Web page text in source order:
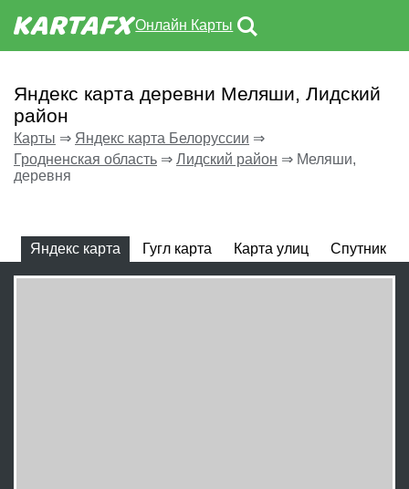
Онлайн Карты
Яндекс карта деревни Меляши, Лидский
район
Карты ⇒ Яндекс карта Белоруссии ⇒
Гродненская область ⇒ Лидский район ⇒ Меляши,
деревня
Яндекс карта Гугл карта Карта улиц Спутник